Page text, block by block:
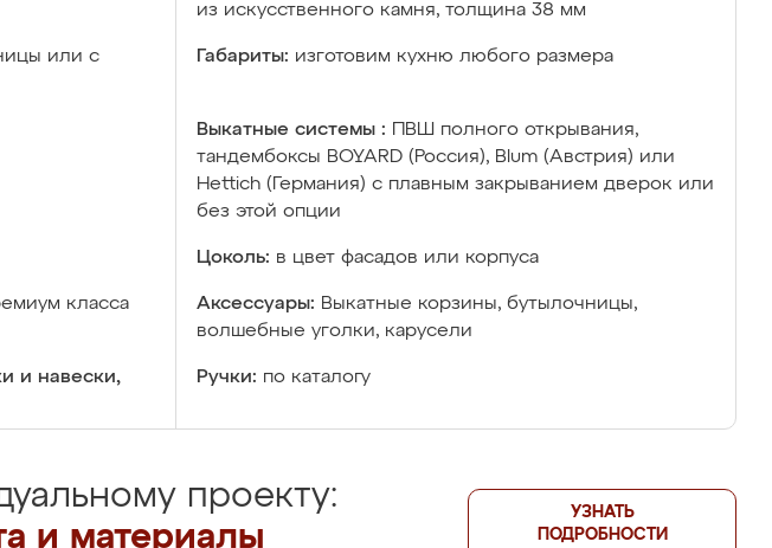
из искусственного камня, толщина 38 мм
или с
Габариты: изготовим кухню любого размера
Выкатные системы :
ПВШ полного открывания,
тандембоксы BOYARD (Россия), Blum (Австрия) или
Hettich (Германия) с плавным закрыванием дверок или
без этой опции
Цоколь: в цвет фасадов или корпуса
класса
Аксессуары: Выкатные корзины, бутылочницы,
волшебные уголки, карусели
и навески,
Ручки: по каталогу
проекту:
и материалы
УЗНАТЬ
ПОДРОБНОСТИ